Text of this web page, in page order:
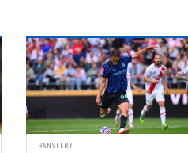
TRANSFERY